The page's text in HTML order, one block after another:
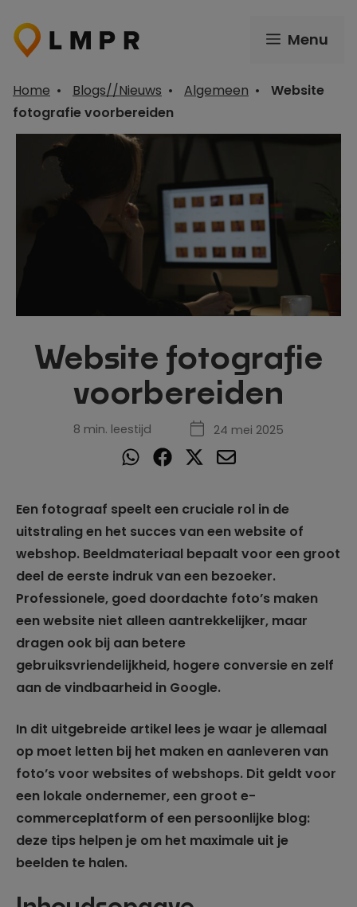
naar
Menu
Home • Blogs//Nieuws • Algemeen •
Website
fotografie voorbereiden
Website fotografie
voorbereiden
8 min. leestijd 24 mei 2025
Een fotograaf speelt een cruciale rol in de
uitstraling en het succes van een website of
webshop. Beeldmateriaal bepaalt voor een groot
deel de eerste indruk van een bezoeker.
Professionele, goed doordachte foto’s maken
een website niet alleen aantrekkelijker, maar
dragen ook bij aan betere
gebruiksvriendelijkheid, hogere conversie en zelf
aan de vindbaarheid in Google.
In dit uitgebreide artikel lees je waar je allemaal
op moet letten bij het maken en aanleveren van
foto’s voor websites of webshops. Dit geldt voor
een lokale ondernemer, een groot e-
commerceplatform of een persoonlijke blog:
deze tips helpen je om het maximale uit je
beelden te halen.